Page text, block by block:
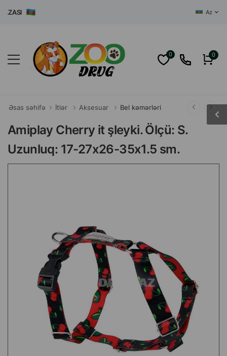
Az
0 0
Əsas səhifə İtlər Aksesuar Bel kəmərləri
Amiplay Cherry it şleyki. Ölçü: S.
Uzunluq: 17-27x26-35x1.5 sm.